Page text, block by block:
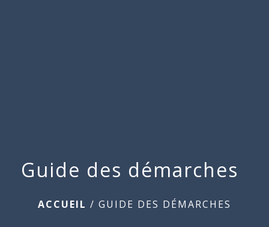
Guide des démarches
ACCUEIL / GUIDE DES DÉMARCHES